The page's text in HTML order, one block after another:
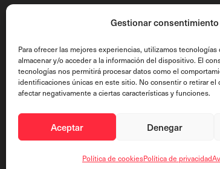
Gestionar consentimiento
Para ofrecer las mejores experiencias, utilizamos tecnologías
almacenar y/o acceder a la información del dispositivo. El
tecnologías nos permitirá procesar datos como el
identificaciones únicas en este sitio. No consentir o retirar el
afectar negativamente a ciertas características y funciones.
Aceptar Denegar
Política de cookiesPolítica de privacidad